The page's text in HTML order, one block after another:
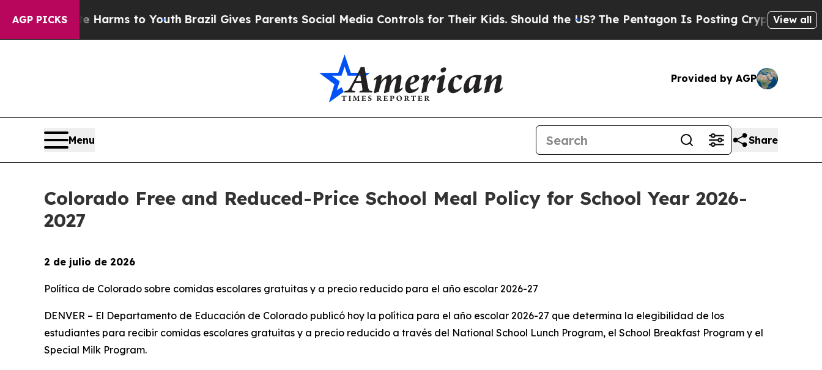
AGP PICKS
Harms to Youth Brazil Gives Parents Social Media Controls for Their Kids. Should the US?The Pentagon Is Posting Cryptic Biblical Messages
View all
Provided by AGP
Menu Share
Colorado Free and Reduced-Price School Meal Policy for School Year 2026-
2027
2 de julio de 2026
Política de Colorado sobre comidas escolares gratuitas y a precio reducido para el año escolar 2026-27
DENVER – El Departamento de Educación de Colorado publicó hoy la política para el año escolar 2026-27 que determina la elegibilidad de los
estudiantes para recibir comidas escolares gratuitas y a precio reducido a través del National School Lunch Program, el School Breakfast Program y el
Special Milk Program.